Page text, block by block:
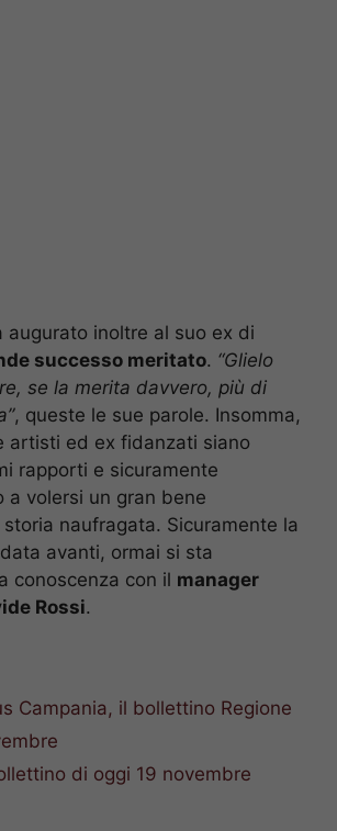
augurato inoltre al suo ex di
successo meritato. “Glielo
se la merita davvero, più di
, queste le sue parole. Insomma,
artisti ed ex fidanzati siano
rapporti e sicuramente
a volersi un gran bene
naufragata. Sicuramente la
avanti, ormai si sta
conoscenza con il manager
Rossi.
Campania, il bollettino Regione
di oggi 19 novembre